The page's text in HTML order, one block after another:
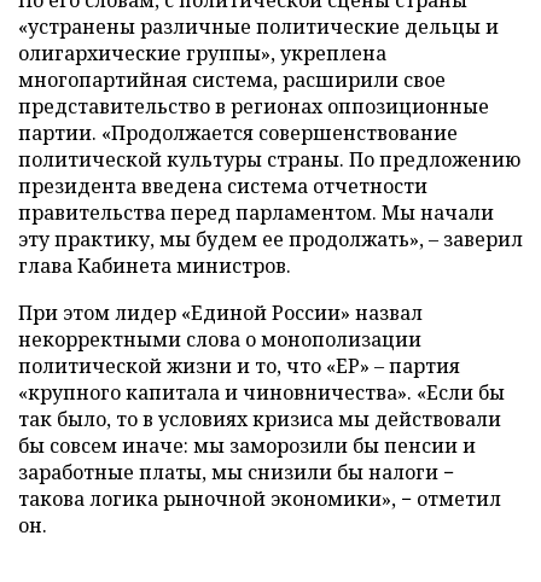
«устранены различные политические дельцы и
олигархические группы», укреплена
многопартийная система, расширили свое
представительство в регионах оппозиционные
партии. «Продолжается совершенствование
политической культуры страны. По предложению
президента введена система отчетности
правительства перед парламентом. Мы начали
эту практику, мы будем ее продолжать», – заверил
глава Кабинета министров.
При этом лидер «Единой России» назвал
некорректными слова о монополизации
политической жизни и то, что «ЕР» – партия
«крупного капитала и чиновничества». «Если бы
так было, то в условиях кризиса мы действовали
бы совсем иначе: мы заморозили бы пенсии и
заработные платы, мы снизили бы налоги −
такова логика рыночной экономики», − отметил
он.